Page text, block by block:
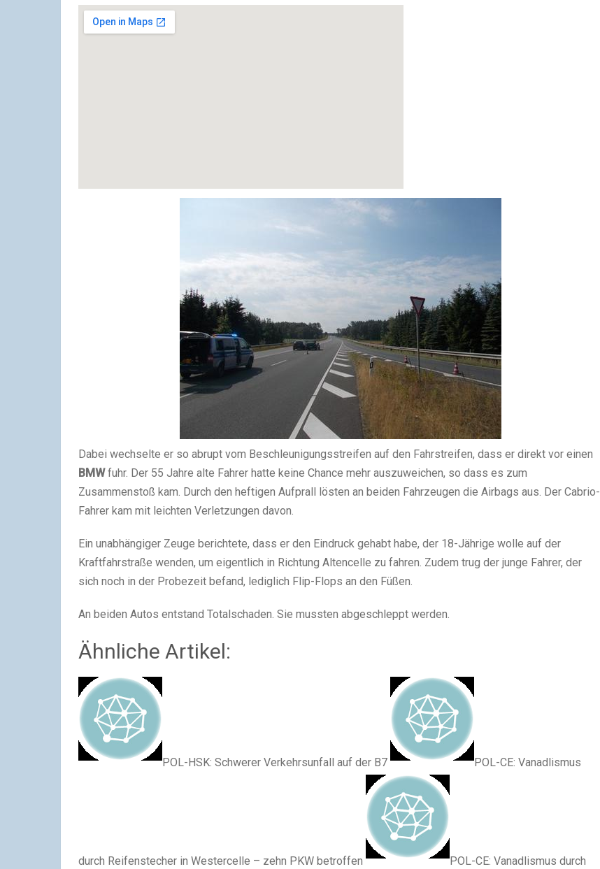
Dabei wechselte er so abrupt vom Beschleunigungsstreifen auf den Fahrstreifen, dass er direkt vor einen
BMWfuhr. Der 55 Jahre alte Fahrer hatte keine Chance mehr auszuweichen, so dass es zum
Zusammenstoß kam. Durch den heftigen Aufprall lösten an beiden Fahrzeugen die Airbags aus. Der Cabrio-
Fahrer kam mit leichten Verletzungen davon.
Ein unabhängiger Zeuge berichtete, dass er den Eindruck gehabt habe, der 18-Jährige wolle auf der
Kraftfahrstraße wenden, um eigentlich in Richtung Altencelle zu fahren. Zudem trug der junge Fahrer, der
sich noch in der Probezeit befand, lediglich Flip-Flops an den Füßen.
An beiden Autos entstand Totalschaden. Sie mussten abgeschleppt werden.
Ähnliche Artikel:
POL-HSK: Schwerer Verkehrsunfall auf der B7 POL-CE: Vanadlismus
durch Reifenstecher in Westercelle – zehn PKW betroffen
POL-CE: Vanadlismus durch